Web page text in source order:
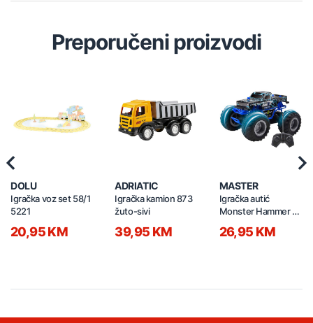
Preporučeni proizvodi
DOLU
Igračka voz set 58/1
5221
20,95 KM
ADRIATIC
Igračka kamion 873
žuto-sivi
39,95 KM
MASTER
Igračka autić
Monster Hammer na
21790029
26,95 KM